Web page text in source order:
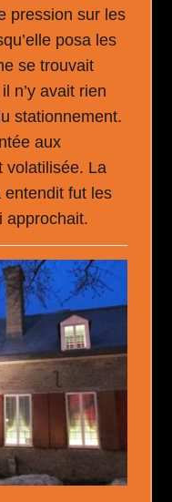
pression sur les
posa les
se trouvait
n’y avait rien
stationnement.
aux
volatilisée. La
entendit fut les
approchait.